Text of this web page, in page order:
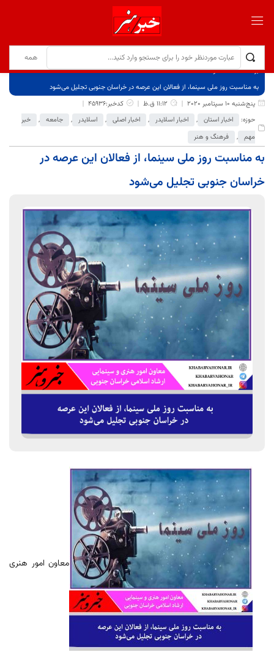
برگ نخست
نوشته‌ها
به مناسبت روز ملی سینما، از فعالان این عرصه در خراسان جنوبی تجلیل می‌شود
پنج‌شنبه 10 سپتامبر 2020
11:12 ق.ظ
کدخبر:45936
حوزه:
اخبار استان , اخبار اسلایدر , اخبار اصلی , اسلایدر , جامعه ,
خبر
مهم , فرهنگ و هنر
به مناسبت روز ملی سینما، از فعالان این عرصه در
خراسان جنوبی تجلیل می‌شود
معاون امور هنری